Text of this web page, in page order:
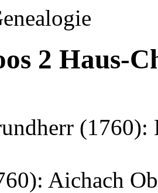
2 Haus-
(1760):
Aichach